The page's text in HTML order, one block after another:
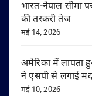
भारत-नेपाल सीमा
की तस्करी तेज
मई 14, 2026
अमेरिका में लापता
ने एसपी से लगाई
मई 10, 2026